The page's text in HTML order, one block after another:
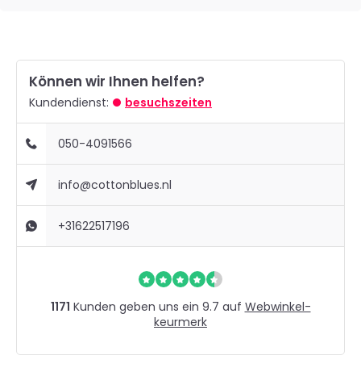
Können wir Ihnen helfen?
Kundendienst: besuchszeiten
050-4091566
info@cottonblues.nl
+31622517196
1171 Kunden geben uns ein 9.7 auf Webwinkel-
keurmerk